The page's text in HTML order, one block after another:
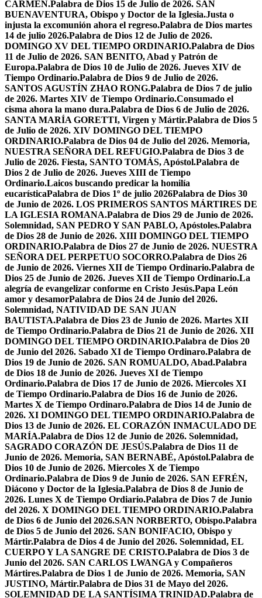
CARMEN.Palabra de Dios 15 de Julio de 2026. SAN
BUENAVENTURA, Obispo y Doctor de la Iglesia.Justa o
injusta la excomunión ahora el regreso.Palabra de Dios martes
14 de julio 2026.Palabra de Dios 12 de Julio de 2026.
DOMINGO XV DEL TIEMPO ORDINARIO.Palabra de Dios
11 de Julio de 2026. SAN BENITO, Abad y Patrón de
Europa.Palabra de Dios 10 de Julio de 2026. Jueves XIV de
Tiempo Ordinario.Palabra de Dios 9 de Julio de 2026.
SANTOS AGUSTÍN ZHAO RONG.Palabra de Dios 7 de julio
de 2026. Martes XIV de Tiempo Ordinario.Consumado el
cisma ahora la mano dura.Palabra de Dios 6 de Julio de 2026.
SANTA MARÍA GORETTI, Virgen y Mártir.Palabra de Dios 5
de Julio de 2026. XIV DOMINGO DEL TIEMPO
ORDINARIO.Palabra de Dios 04 de Julio del 2026. Memoria,
NUESTRA SEÑORA DEL REFUGIO.Palabra de Dios 3 de
Julio de 2026. Fiesta, SANTO TOMÁS, Apóstol.Palabra de
Dios 2 de Julio de 2026. Jueves XIII de Tiempo
Ordinario.Laicos buscando predicar la homilía
eucarísticaPalabra de Dios 1º de julio 2026Palabra de Dios 30
de Junio de 2026. LOS PRIMEROS SANTOS MÁRTIRES DE
LA IGLESIA ROMANA.Palabra de Dios 29 de Junio de 2026.
Solemnidad, SAN PEDRO Y SAN PABLO, Apóstoles.Palabra
de Dios 28 de Junio de 2026. XIII DOMINGO DEL TIEMPO
ORDINARIO.Palabra de Dios 27 de Junio de 2026. NUESTRA
SEÑORA DEL PERPETUO SOCORRO.Palabra de Dios 26
de Junio de 2026. Viernes XII de Tiempo Ordinario.Palabra de
Dios 25 de Junio de 2026. Jueves XII de Tiempo Ordinario.La
alegría de evangelizar conforme en Cristo Jesús.Papa León
amor y desamorPalabra de Dios 24 de Junio del 2026.
Solemnidad, NATIVIDAD DE SAN JUAN
BAUTISTA.Palabra de Dios 23 de Junio de 2026. Martes XII
de Tiempo Ordinario.Palabra de Dios 21 de Junio de 2026. XII
DOMINGO DEL TIEMPO ORDINARIO.Palabra de Dios 20
de Junio del 2026. Sabado XI de Tiempo Ordinaro.Palabra de
Dios 19 de Junio de 2026. SAN ROMUALDO, Abad.Palabra
de Dios 18 de Junio de 2026. Jueves XI de Tiempo
Ordinario.Palabra de Dios 17 de Junio de 2026. Miercoles XI
de Tiempo Ordinario.Palabra de Dios 16 de Junio de 2026.
Martes X de Tiempo Ordinaro.Palabra de Dios 14 de Junio de
2026. XI DOMINGO DEL TIEMPO ORDINARIO.Palabra de
Dios 13 de Junio de 2026. EL CORAZÓN INMACULADO DE
MARÍA.Palabra de Dios 12 de Junio de 2026. Solemnidad,
SAGRADO CORAZÓN DE JESÚS.Palabra de Dios 11 de
Junio de 2026. Memoria, SAN BERNABÉ, Apóstol.Palabra de
Dios 10 de Junio de 2026. Miercoles X de Tiempo
Ordinario.Palabra de Dios 9 de Junio de 2026. SAN EFRÉN,
Diácono y Doctor de la Iglesia.Palabra de Dios 8 de Junio de
2026. Lunes X de Tiempo Ordiario.Palabra de Dios 7 de Junio
del 2026. X DOMINGO DEL TIEMPO ORDINARIO.Palabra
de Dios 6 de Junio del 2026.SAN NORBERTO, Obispo.Palabra
de Dios 5 de Junio del 2026. SAN BONIFACIO, Obispo y
Mártir.Palabra de Dios 4 de Junio del 2026. Solemnidad, EL
CUERPO Y LA SANGRE DE CRISTO.Palabra de Dios 3 de
Junio del 2026. SAN CARLOS LWANGA y Compañeros
Mártires.Palabra de Dios 1 de Junio de 2026. Memoria, SAN
JUSTINO, Mártir.Palabra de Dios 31 de Mayo del 2026.
SOLEMNIDAD DE LA SANTÍSIMA TRINIDAD.Palabra de